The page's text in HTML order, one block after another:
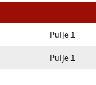
Pulje 1
Pulje 1